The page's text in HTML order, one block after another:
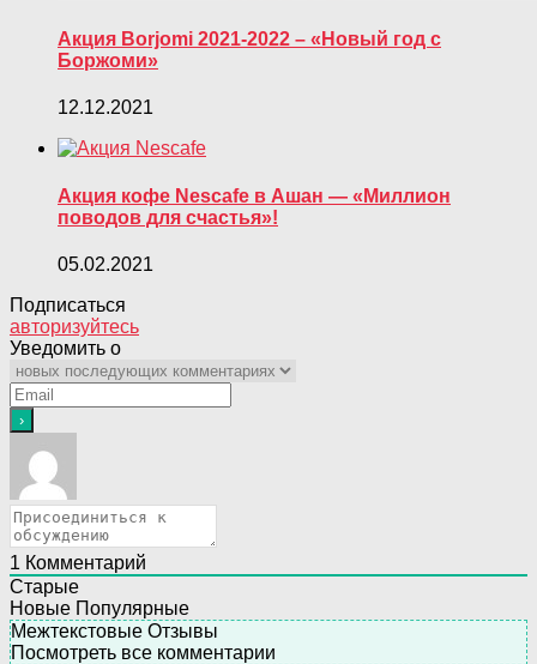
Акция Borjomi 2021-2022 – «Новый год с
Боржоми»
12.12.2021
Акция кофе Nescafe в Ашан — «Миллион
поводов для счастья»!
05.02.2021
Подписаться
авторизуйтесь
Уведомить о
1 Комментарий
Старые
Новые Популярные
Межтекстовые Отзывы
Посмотреть все комментарии